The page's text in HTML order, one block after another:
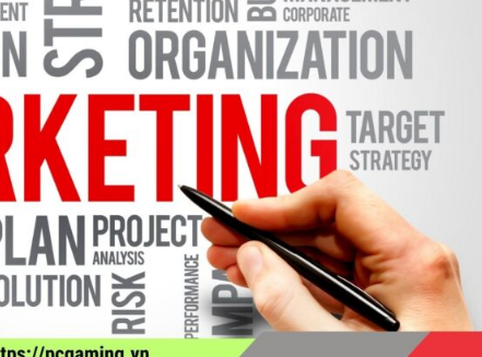
31.133.000₫ 60.987.000